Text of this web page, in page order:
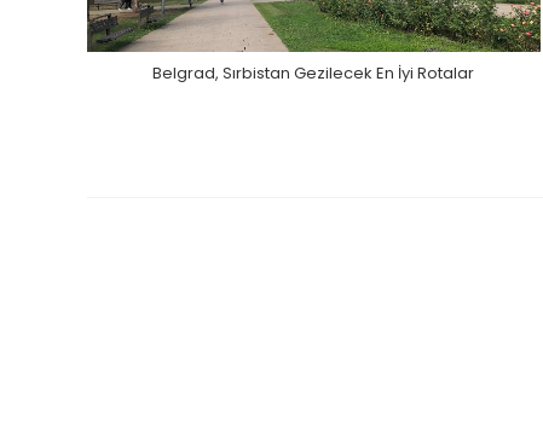
Belgrad, Sırbistan Gezilecek En İyi Rotalar